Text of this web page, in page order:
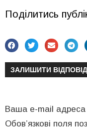
Поділитись
ЗАЛИШИТИ
Ваша e-mail
Обов’язкові поля